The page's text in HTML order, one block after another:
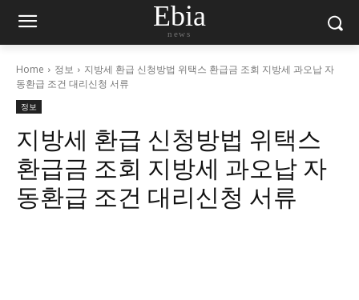
Ebia
news
Home 정보
지방세 환급 신청방법 위택스 환급금 조회 지방세 과오납 자
동환급 조건 대리신청 서류
정보
지방세 환급 신청방법 위택스
환급금 조회 지방세 과오납 자
동환급 조건 대리신청 서류